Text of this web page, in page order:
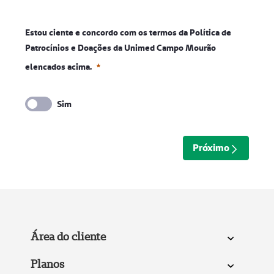
Estou ciente e concordo com os termos da Política de
Patrocínios e Doações da Unimed Campo Mourão
elencados acima.
Sim
Próximo
Área do cliente
Planos